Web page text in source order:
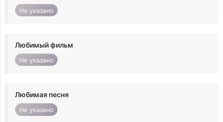
Не указано
Любимый фильм
Не указано
Любимая песня
Не указано